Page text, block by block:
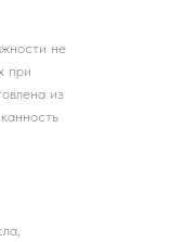
не
при
из